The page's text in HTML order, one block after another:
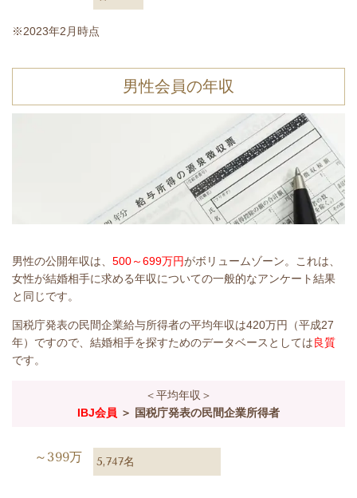
※2023年2月時点
男性会員の年収
男性の公開年収は、 500～699万円がボリュームゾーン。これは、
女性が結婚相手に求める年収についての一般的なアンケート結果
と同じです。
国税庁発表の民間企業給与所得者の平均年収は420万円（平成27
年）ですので、結婚相手を探すためのデータベースとしては良質
です。
＜平均年収＞
IBJ会員 ＞ 国税庁発表の民間企業所得者
～399万 5,747名